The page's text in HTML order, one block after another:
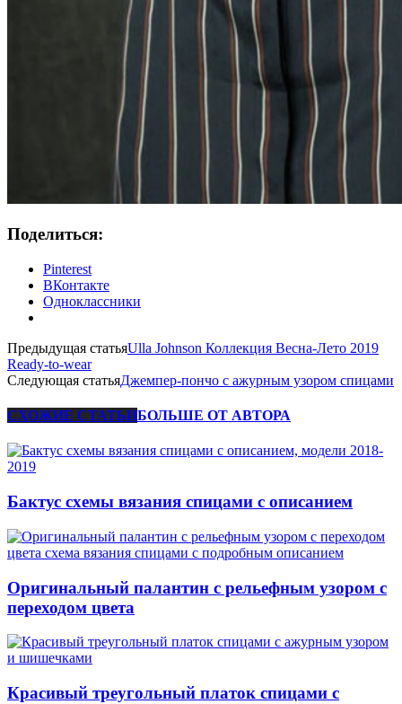
Поделиться:
Pinterest
ВКонтакте
Одноклассники
Предыдущая статьяUlla Johnson Коллекция Весна-Лето 2019
Ready-to-wear
Следующая статьяДжемпер-пончо с ажурным узором спицами
СХОЖИЕ СТАТЬИБОЛЬШЕ ОТ АВТОРА
Бактус схемы вязания спицами с описанием
Оригинальный палантин с рельефным узором с
переходом цвета
Красивый треугольный платок спицами с